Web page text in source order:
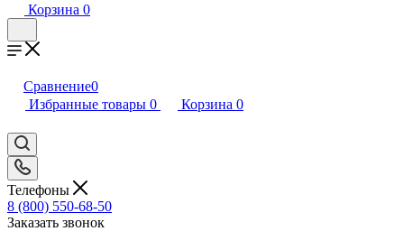
Корзина 0
Сравнение0
Избранные товары 0 Корзина 0
Телефоны
8 (800) 550-68-50
Заказать звонок